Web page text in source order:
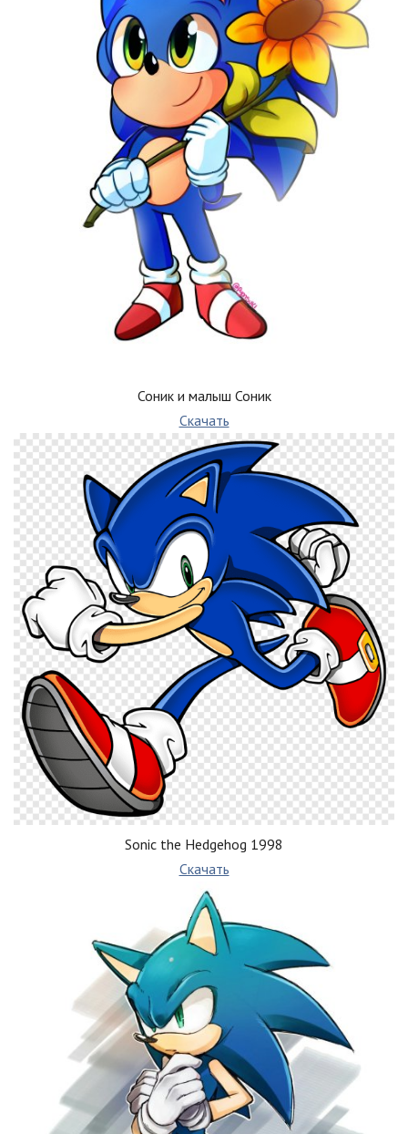
Соник и малыш Соник
Скачать
Sonic the Hedgehog 1998
Скачать